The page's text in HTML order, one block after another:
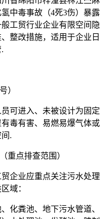
中毒事故（4死3伤）暴露
工贸行业企业有限空间隐
整改措施，适用于企业日
）
可进入、未被设计为固定
毒有害、易燃易爆气体或
.
重点排查范围）
企业应重点关注污水处理
域：
化粪池、地下污水管道、